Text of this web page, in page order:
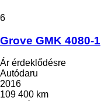
6
Grove GMK 4080-1
Ár érdeklődésre
Autódaru
2016
109 400 km